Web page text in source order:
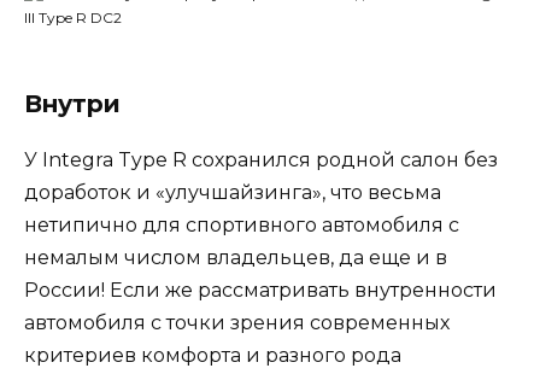
Внутри​
У Integra Type R сохранился родной салон без
доработок и «улучшайзинга», что весьма
нетипично для спортивного автомобиля с
немалым числом владельцев, да еще и в
России! Если же рассматривать внутренности
автомобиля с точки зрения современных
критериев комфорта и разного рода